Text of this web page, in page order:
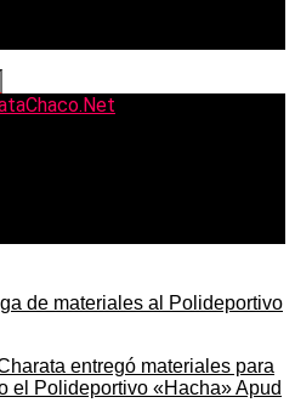
entregó materiales para
el Polideportivo «Hacha» Apud